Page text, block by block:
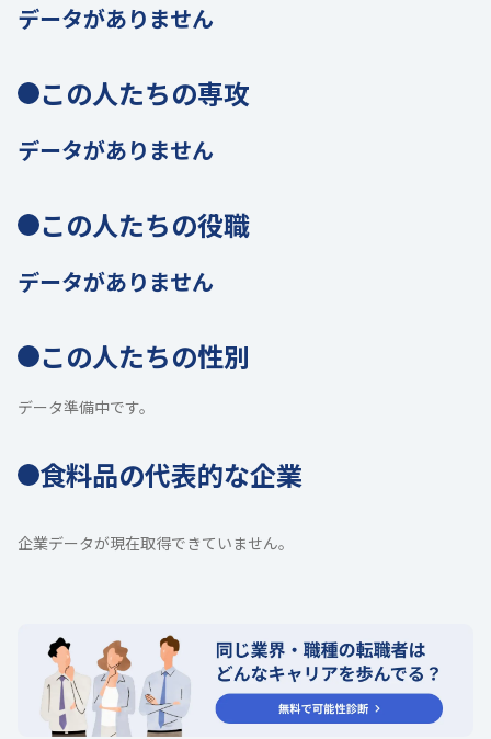
データがありません
この人たちの専攻
データがありません
この人たちの役職
データがありません
この人たちの性別
データ準備中です。
食料品の代表的な企業
企業データが現在取得できていません。